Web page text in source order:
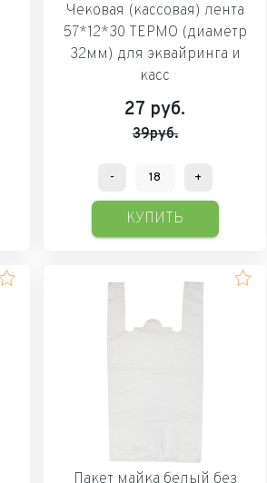
Чековая (кассовая) лента
57*12*30 ТЕРМО (диаметр
32мм) для эквайринга и
касс
27 руб.
39руб.
- +
КУПИТЬ
Пакет майка белый без